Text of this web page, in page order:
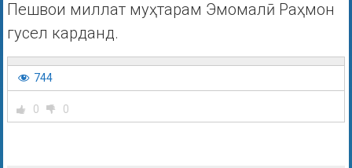
Пешвои миллат муҳтарам Эмомалӣ Раҳмон
гусел карданд.
744
0 0